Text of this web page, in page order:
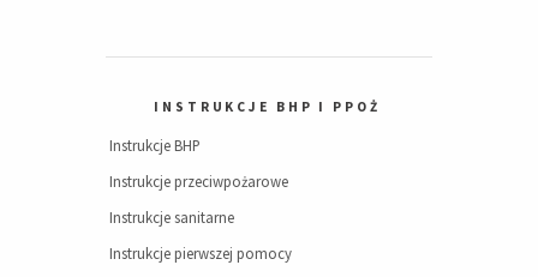
INSTRUKCJE BHP I PPOŻ
Instrukcje BHP
Instrukcje przeciwpożarowe
Instrukcje sanitarne
Instrukcje pierwszej pomocy